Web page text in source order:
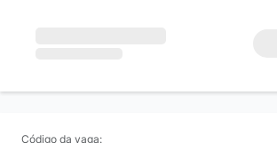
Código da vaga: